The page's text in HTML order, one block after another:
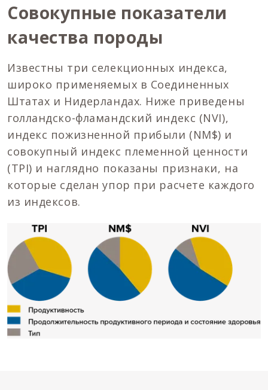
Совокупные показатели
качества породы
Известны три селекционных индекса,
широко применяемых в Соединенных
Штатах и Нидерландах. Ниже приведены
голландско-фламандский индекс (NVI),
индекс пожизненной прибыли (NM$) и
совокупный индекс племенной ценности
(TPI) и наглядно показаны признаки, на
которые сделан упор при расчете каждого
из индексов.